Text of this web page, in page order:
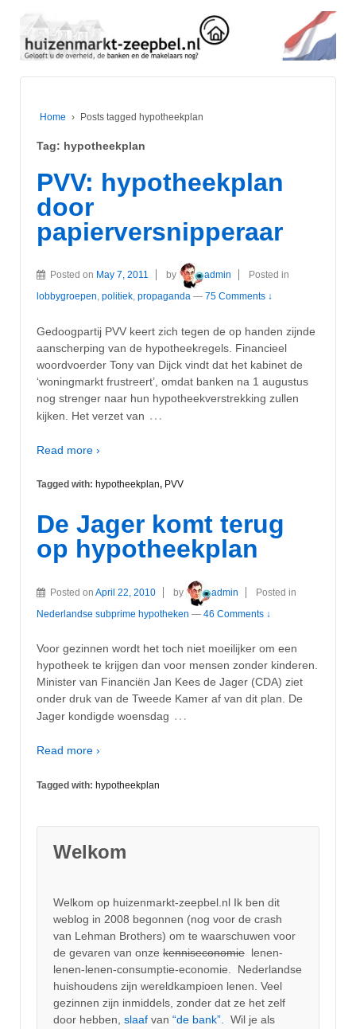
Home › Posts tagged hypotheekplan
Tag: hypotheekplan
PVV: hypotheekplan
door
papierversnipperaar
Posted on May 7, 2011 by admin
Posted in
lobbygroepen, politiek, propaganda — 75 Comments ↓
Gedoogpartij PVV keert zich tegen de op handen zijnde
aanscherping van de hypotheekregels. Financieel
woordvoerder Tony van Dijck vindt dat het kabinet de
‘woningmarkt frustreert’, omdat banken na 1 augustus
nog strenger naar hun hypotheekverstrekking zullen
kijken. Het verzet van …
Read more ›
Tagged with: hypotheekplan, PVV
De Jager komt terug
op hypotheekplan
Posted on April 22, 2010 by admin
Posted in
Nederlandse subprime hypotheken — 46 Comments ↓
Voor gezinnen wordt het toch niet moeilijker om een
hypotheek te krijgen dan voor mensen zonder kinderen.
Minister van Financiën Jan Kees de Jager (CDA) ziet
onder druk van de Tweede Kamer af van dit plan. De
Jager kondigde woensdag …
Read more ›
Tagged with: hypotheekplan
Welkom
Welkom op huizenmarkt-zeepbel.nl Ik ben dit
weblog in 2008 begonnen (nog voor de crash
van Lehman Brothers) om te waarschuwen voor
de gevaren van onze kenniseconomie lenen-
lenen-lenen-consumptie-economie. Nederlandse
huishoudens zijn wereldkampioen lenen. Veel
gezinnen zijn inmiddels, zonder dat ze het zelf
door hebben, slaaf van “de bank”.
Wil je als